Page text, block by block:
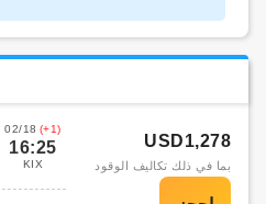
02/18 (+1)
16:25
KIX
USD1,278
بما في ذلك تكاليف الوقود